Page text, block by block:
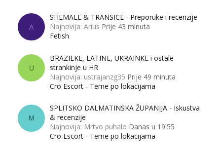
A
SHEMALE & TRANSICE - Preporuke i recenzije
Najnovija: Arius Prije 43 minuta
Fetish
U
BRAZILKE, LATINE, UKRAINKE i ostale
strankinje u HR
Najnovija: ustrajanzg35 Prije 49 minuta
Cro Escort - Teme po lokacijama
M
SPLITSKO DALMATINSKA ŽUPANIJA - Iskustva
& recenzije
Najnovija: Mrtvo puhalo Danas u 19:55
Cro Escort - Teme po lokacijama